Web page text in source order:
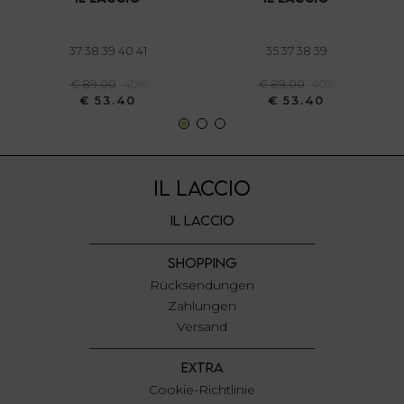
annunci, per fornire funzionalità dei social media e per
informazioni sul modo in cui utilizza il nostro sito con i
pubblicità e social media, i quali potrebbero combinarle
con altre informazioni che ha fornito loro o che hanno
37 38 39 40 41
€ 89.00
-40%
€ 53.40
35 37 38 39
€ 89.00
-40%
€ 53.40
IL LACCIO
IL LACCIO
SHOPPING
Rücksendungen
Zahlungen
Versand
EXTRA
Cookie-Richtlinie